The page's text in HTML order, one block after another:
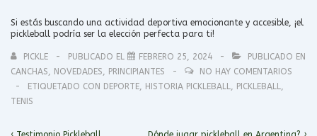
Si estás buscando una actividad deportiva emocionante y accesible, ¡el
pickleball podría ser la elección perfecta para ti!
PICKLE PUBLICADO EL FEBRERO 25, 2024
PUBLICADO EN
CANCHAS
NOVEDADES PRINCIPIANTES
NO HAY COMENTARIOS
ETIQUETADO CON DEPORTE HISTORIA PICKLEBALL PICKLEBALL
TENIS
La
La